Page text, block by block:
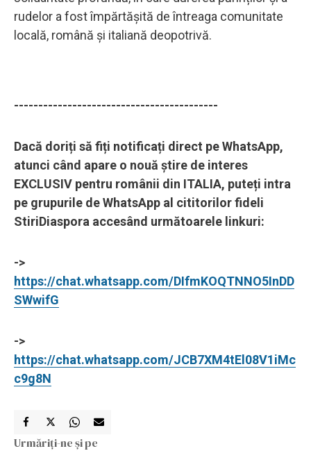
rudelor a fost împărtășită de întreaga comunitate
locală, română și italiană deopotrivă.
------------------------------------------
Dacă doriți să fiți notificați direct pe WhatsApp,
atunci când apare o nouă știre de interes
EXCLUSIV pentru românii din ITALIA, puteți intra
pe grupurile de WhatsApp al cititorilor fideli
StiriDiaspora accesând următoarele linkuri:
->
https://chat.whatsapp.com/DIfmKOQTNNO5InDD
SWwifG
->
https://chat.whatsapp.com/JCB7XM4tEl08V1iMc
c9g8N
Urmăriți-ne și pe